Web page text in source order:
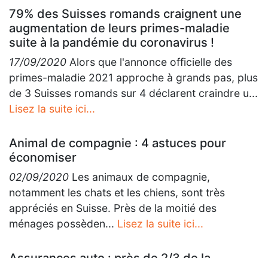
79% des Suisses romands craignent une
augmentation de leurs primes-maladie
suite à la pandémie du coronavirus !
17/09/2020 Alors que l'annonce officielle des
primes-maladie 2021 approche à grands pas, plus
de 3 Suisses romands sur 4 déclarent craindre u...
Lisez la suite ici...
Animal de compagnie : 4 astuces pour
économiser
02/09/2020 Les animaux de compagnie,
notamment les chats et les chiens, sont très
appréciés en Suisse. Près de la moitié des
ménages possèden... Lisez la suite ici...